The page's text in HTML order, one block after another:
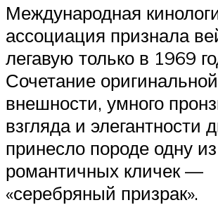
Международная
ассоциация признала
легавую только в 1969
Сочетание оригинальной
внешности, умного
взгляда и элегантности
принесло породе одну
романтичных кличек —
«серебряный призрак».